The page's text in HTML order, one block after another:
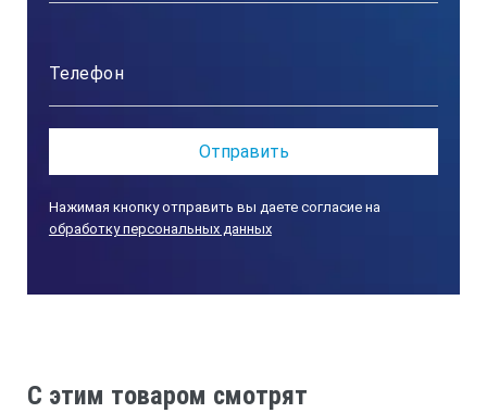
Нажимая кнопку отправить вы даете согласие на
обработку персональных данных
C этим товаром смотрят